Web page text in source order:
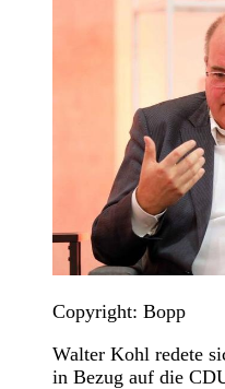
Copyright: Bopp
Walter Kohl redete
in Bezug auf die